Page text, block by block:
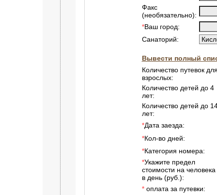
Факс
(необязательно):
*Ваш город:
Санаторий:
Вывести полный
Количество путевок
взрослых:
Количество детей до 4
лет:
Количество детей до
лет:
*Дата заезда:
*Кол-во дней:
*Категория номера:
*Укажите предел
стоимости на человека
в день (руб.):
*оплата за путевки: